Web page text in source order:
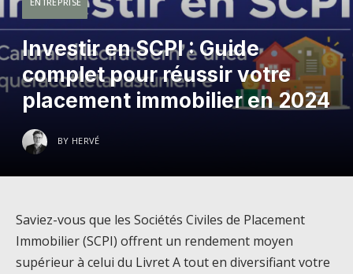
Investir en SCPI : Guide
complet pour réussir votre
placement immobilier en 2024
BY HERVÉ
Saviez-vous que les Sociétés Civiles de Placement
Immobilier (SCPI) offrent un rendement moyen
supérieur à celui du Livret A tout en diversifiant votre